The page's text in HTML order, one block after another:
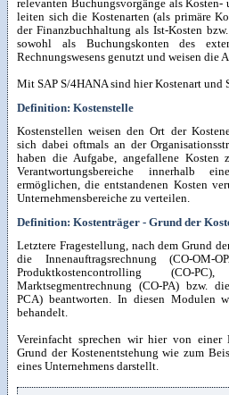
relevanten Buchungsvorgänge als Kosten-
leiten sich die Kostenarten (als primäre
der Finanzbuchhaltung als Ist-Kosten
sowohl als Buchungskonten des
Rechnungswesens genutzt und weisen die
Mit SAP S/4HANA sind hier Kostenart und
Definition: Kostenstelle
Kostenstellen weisen den Ort der
sich dabei oftmals an der
haben die Aufgabe, angefallene Kosten
Verantwortungsbereiche innerhalb
ermöglichen, die entstandenen Kosten
Unternehmensbereiche zu verteilen.
Definition: Kostenträger - Grund der
Letztere Fragestellung, nach dem Grund
die Innenauftragsrechnung (CO-
Produktkostencontrolling
Marktsegmentrechnung (CO-PA) bzw.
PCA) beantworten. In diesen Modulen
behandelt.
Vereinfacht sprechen wir hier von einer
Grund der Kostenentstehung wie zum
eines Unternehmens darstellt.